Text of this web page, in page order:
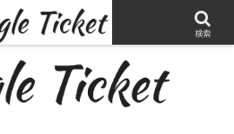
ル エクシーガの整備・修理そして旅の記録
検索